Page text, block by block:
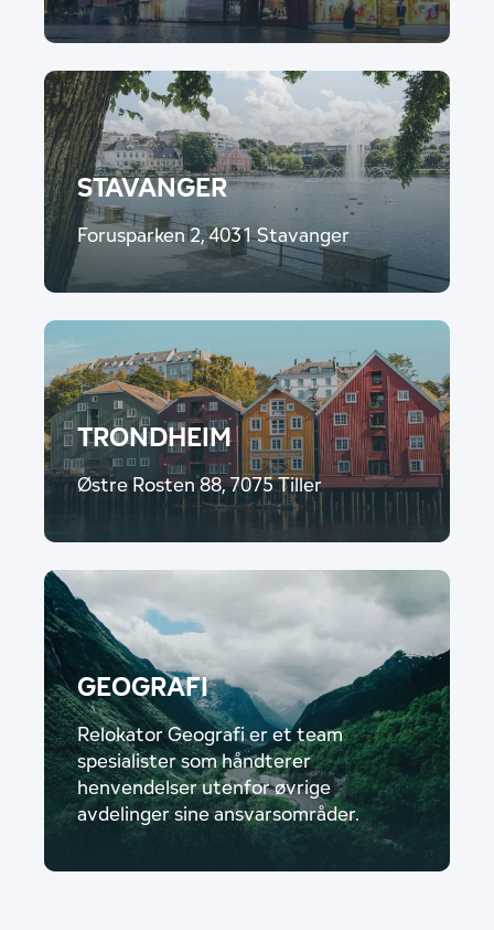
STAVANGER
Forusparken 2, 4031 Stavanger
TRONDHEIM
Østre Rosten 88, 7075 Tiller
GEOGRAFI
Relokator Geografi er et team
spesialister som håndterer
henvendelser utenfor øvrige
avdelinger sine ansvarsområder.